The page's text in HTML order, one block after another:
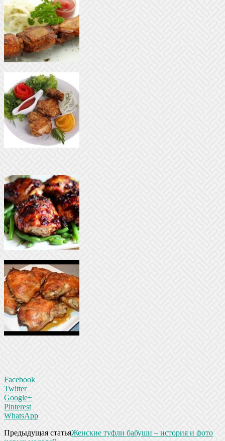
Facebook
Twitter
Google+
Pinterest
WhatsApp
Предыдущая статьяЖенские туфли бабуши – история и фото